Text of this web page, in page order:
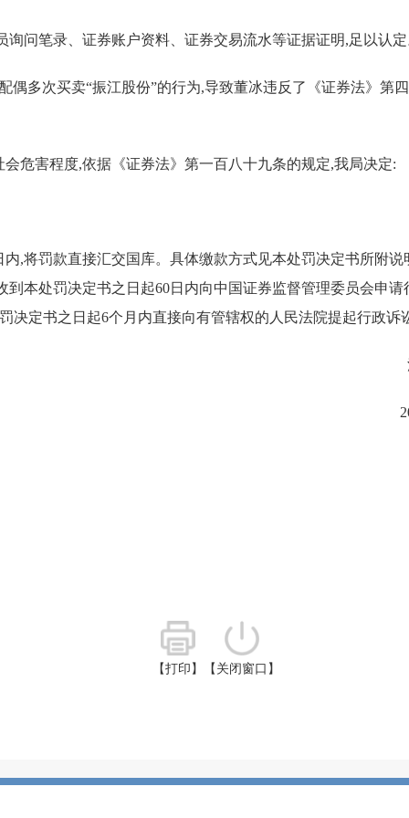
问笔录、证券账户资料、证券交易流水等证据证明,足以认
偶多次买卖“振江股份”的行为,导致董冰违反了《证券法》第
危害程度,依据《证券法》第一百八十九条的规定,我局决定:
,将罚款直接汇交国库。具体缴款方式见本处罚决定书所附
本处罚决定书之日起60日内向中国证券监督管理委员会申
决定书之日起6个月内直接向有管辖权的人民法院提起行政
【打印】 【关闭窗口】